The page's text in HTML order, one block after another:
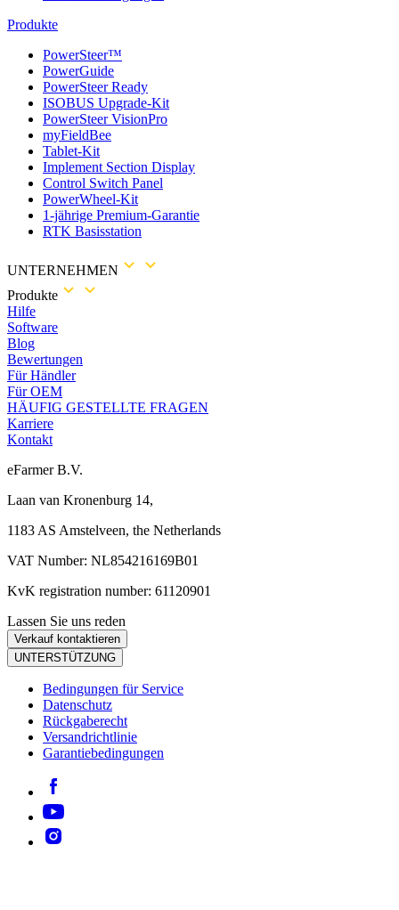
Produkte
PowerSteer™
PowerGuide
PowerSteer Ready
ISOBUS Upgrade-Kit
PowerSteer VisionPro
myFieldBee
Tablet-Kit
Implement Section Display
Control Switch Panel
PowerWheel-Kit
1-jährige Premium-Garantie
RTK Basisstation
UNTERNEHMEN
Produkte
Hilfe
Software
Blog
Bewertungen
Für Händler
Für OEM
HÄUFIG GESTELLTE FRAGEN
Karriere
Kontakt
eFarmer B.V.
Laan van Kronenburg 14,
1183 AS Amstelveen, the Netherlands
VAT Number: NL854216169B01
KvK registration number: 61120901
Lassen Sie uns reden
Verkauf kontaktieren
UNTERSTÜTZUNG
Bedingungen für Service
Datenschutz
Rückgaberecht
Versandrichtlinie
Garantiebedingungen